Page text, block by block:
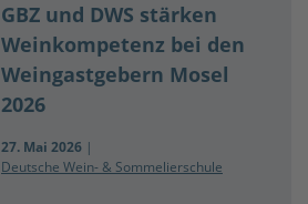
GBZ und DWS stärken
Weinkompetenz bei den
Weingastgebern Mosel
2026
27. Mai 2026|
Deutsche Wein- & Sommelierschule